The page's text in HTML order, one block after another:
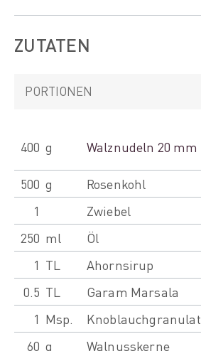
ZUTATEN
PORTIONEN
400 g Walznudeln 20 mm
500 g
Rosenkohl
1
Zwiebel
250 ml
Öl
1 TL
Ahornsirup
0.5 TL
Garam Marsala
1 Msp.
Knoblauchgranulat
60 g
Walnusskerne